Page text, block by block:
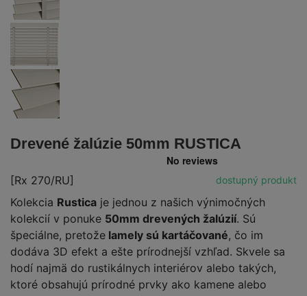
Drevené žalúzie 50mm RUSTICA
[Rx 270/RU] dostupný produkt
Kolekcia Rustica je jednou z našich výnimočných
kolekcií v ponuke 50mm drevených žalúzií. Sú
špeciálne, pretože lamely sú kartáčované, čo im
dodáva 3D efekt a ešte prírodnejší vzhľad. Skvele sa
hodí najmä do rustikálnych interiérov alebo takých,
ktoré obsahujú prírodné prvky ako kamene alebo